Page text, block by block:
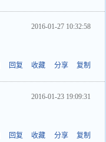
2016-01-27 10:32:58
回复 收藏 分享 复制
2016-01-23 19:09:31
回复 收藏 分享 复制